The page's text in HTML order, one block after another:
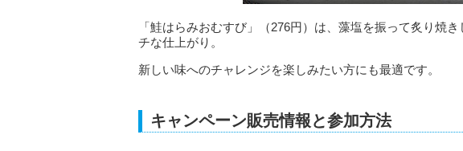
「鮭はらみおむすび」（276円）は、藻塩を振って炙り焼
チな仕上がり。
新しい味へのチャレンジを楽しみたい方にも最適です。
キャンペーン販売情報と参加方法